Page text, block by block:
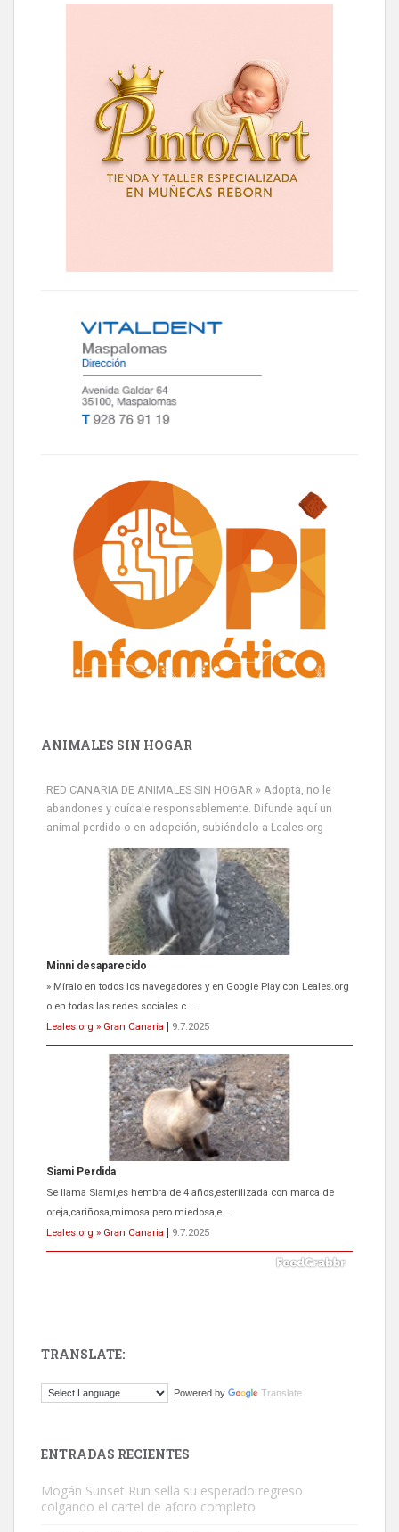
ANIMALES SIN HOGAR
RED CANARIA DE ANIMALES SIN HOGAR » Adopta, no le
abandones y cuídale responsablemente. Difunde aquí un
animal perdido o en adopción, subiéndolo a Leales.org
Minni desaparecido
» Míralo en todos los navegadores y en Google Play con Leales.org
o en todas las redes sociales c...
Leales.org » Gran Canaria
9.7.2025
Siami Perdida
Se llama Siami,es hembra de 4 años,esterilizada con marca de
oreja,cariñosa,mimosa pero miedosa,e...
Leales.org » Gran Canaria
9.7.2025
El ayuntamiento se va a llevar a Los Gatos callejeros de la zona los
TRANSLATE:
Powered by Translate
ENTRADAS RECIENTES
Mogán Sunset Run sella su esperado regreso
colgando el cartel de aforo completo